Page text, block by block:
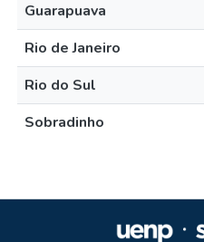
Guarapuava
Rio de Janeiro
Rio do Sul
Sobradinho